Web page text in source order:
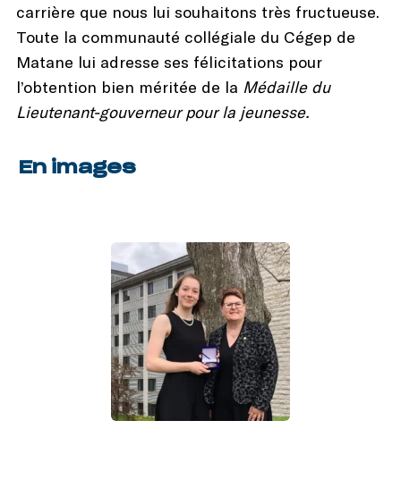
carrière que nous lui souhaitons très fructueuse.
Toute la communauté collégiale du Cégep de
Matane lui adresse ses félicitations pour
l’obtention bien méritée de la Médaille du
Lieutenant-gouverneur pour la jeunesse.
En images